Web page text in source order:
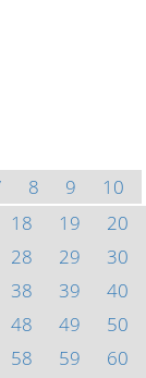
8 9
10
18 19
20
28 29
30
38 39
40
48 49
50
58 59
60